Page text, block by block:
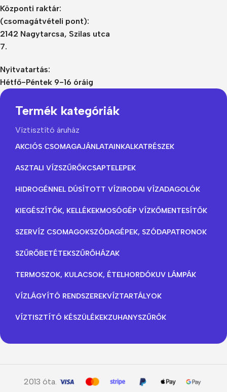
Központi raktár:
(csomagátvételi pont):
2142 Nagytarcsa, Szilas utca
7.
Nyitvatartás:
Hétfő-Péntek 9-16 óráig
Termék kategóriák
Víztisztító áruház
AKCIÓS CSOMAGAJÁNLATAINKALKATRÉSZEK
ASZTALI VÍZSZŰRŐKCSAPTELEPEK
HIDROGÉNNEL DÚSÍTOTT VÍZIRODAI VÍZADAGOLÓK
KIEGÉSZÍTŐK, KELLÉKEKMOSÓGÉP VÍZKŐMENTESÍTŐK
SZERVÍZ CSOMAGOKSZÓDAGÉPEK, SZÓDAPATRONOK
SZŰRŐBETÉTEKSZŰRŐHÁZAK
TERMOSZOK, KULACSOK, ÉTELHORDÓKUV LÁMPÁK
VÍZLÁGYÍTÓ RENDSZEREKVÍZTARTÁLYOK
VÍZTISZTÍTÓ KÉSZÜLÉKEKZUHANYSZŰRŐK
2013 óta.